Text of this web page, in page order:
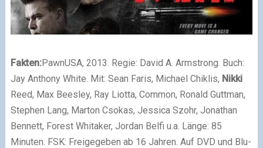
Fakten:PawnUSA, 2013. Regie: David A. Armstrong. Buch:
Jay Anthony White. Mit: Sean Faris, Michael Chiklis, Nikki
Reed, Max Beesley, Ray Liotta, Common, Ronald Guttman,
Stephen Lang, Marton Csokas, Jessica Szohr, Jonathan
Bennett, Forest Whitaker, Jordan Belfi u.a. Länge: 85
Minuten. FSK: Freigegeben ab 16 Jahren. Auf DVD und Blu-